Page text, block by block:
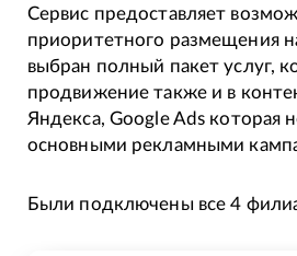
Сервис предоставляет
приоритетного размещения
выбран полный пакет услуг,
продвижение также и в
Яндекса, Google Ads которая
основными рекламными
Были подключены все 4